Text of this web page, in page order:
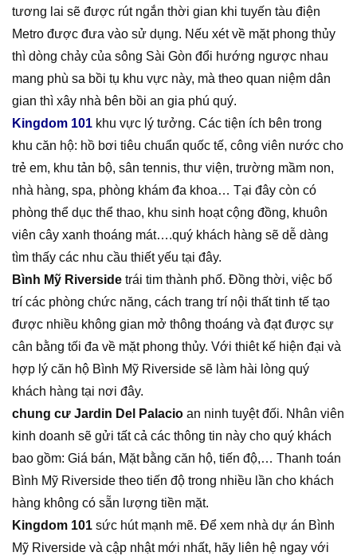
tương lai sẽ được rút ngắn thời gian khi tuyến tàu điện
Metro được đưa vào sử dụng. Nếu xét về mặt phong thủy
thì dòng chảy của sông Sài Gòn đổi hướng ngược nhau
mang phù sa bồi tụ khu vực này, mà theo quan niệm dân
gian thì xây nhà bên bồi an gia phú quý.
Kingdom 101 khu vực lý tưởng. Các tiện ích bên trong
khu căn hộ: hồ bơi tiêu chuẩn quốc tế, công viên nước cho
trẻ em, khu tản bộ, sân tennis, thư viện, trường mầm non,
nhà hàng, spa, phòng khám đa khoa… Tại đây còn có
phòng thể dục thể thao, khu sinh hoạt cộng đồng, khuôn
viên cây xanh thoáng mát….quý khách hàng sẽ dễ dàng
tìm thấy các nhu cầu thiết yếu tại đây.
Bình Mỹ Riverside trái tim thành phố. Đồng thời, việc bố
trí các phòng chức năng, cách trang trí nội thất tinh tế tạo
được nhiều không gian mở thông thoáng và đạt được sự
cân bằng tối đa về mặt phong thủy. Với thiêt kế hiện đại và
hợp lý căn hộ Bình Mỹ Riverside sẽ làm hài lòng quý
khách hàng tại nơi đây.
chung cư Jardin Del Palacio an ninh tuyệt đối. Nhân viên
kinh doanh sẽ gửi tất cả các thông tin này cho quý khách
bao gồm: Giá bán, Mặt bằng căn hộ, tiến độ,… Thanh toán
Bình Mỹ Riverside theo tiến độ trong nhiều lần cho khách
hàng không có sẵn lượng tiền mặt.
Kingdom 101 sức hút mạnh mẽ. Để xem nhà dự án Bình
Mỹ Riverside và cập nhật mới nhất, hãy liên hệ ngay với